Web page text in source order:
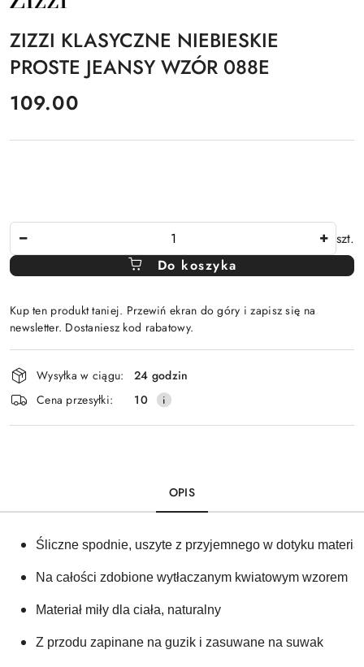
PRODUCENTA:
ZIZZI KLASYCZNE NIEBIESKIE
PROSTE JEANSY WZÓR 088E
cena:
109.00
szt.
Do koszyka
Kup ten produkt taniej. Przewiń ekran do góry i zapisz się na
newsletter. Dostaniesz kod rabatowy.
Dostępność
i
dostawa
Wysyłka w ciągu:
24 godzin
Cena przesyłki:
10
OPIS
Śliczne spodnie, uszyte z przyjemnego w dotyku
Na całości zdobione wytłaczanym kwiatowym wzorem
Materiał miły dla ciała, naturalny
Z przodu zapinane na guzik i zasuwane na suwak